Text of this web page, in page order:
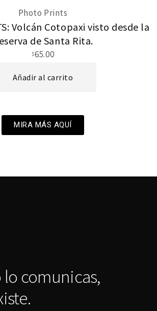
Photo Prints
Volcán Cotopaxi visto desde la
de Santa Rita.
$65.00
Añadir al carrito
MIRA MÁS AQUÍ
lo comunicas,